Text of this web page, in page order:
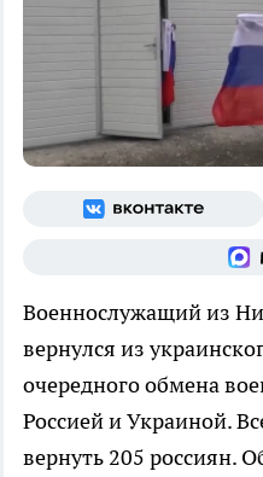
Военнослужащий из
вернулся из
очередного обмена
Россией и Украиной.
вернуть 205 россиян.